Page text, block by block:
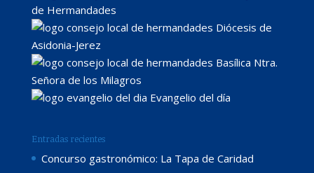
de Hermandades
Diócesis de
Asidonia-Jerez
Basílica Ntra.
Señora de los Milagros
Evangelio del día
Entradas recientes
Concurso gastronómico: La Tapa de Caridad